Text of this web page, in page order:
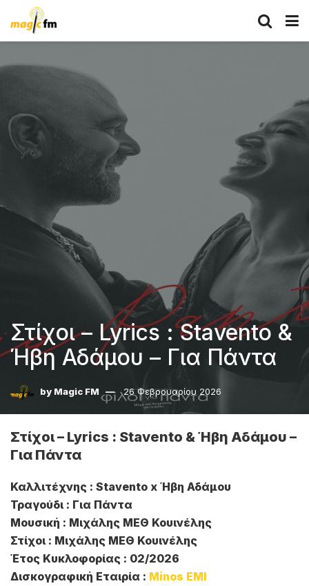
Στίχοι – Lyrics : Stavento &
Ήβη Αδάμου – Για Πάντα
by Magic FM 26 Φεβρουαρίου 2026
Στίχοι – Lyrics : Stavento & Ήβη Αδάμου –
Για Πάντα
Καλλιτέχνης : Stavento x Ήβη Αδάμου
Τραγούδι : Για Πάντα
Μουσική : Μιχάλης ΜΕΘ Κουινέλης
Στίχοι : Μιχάλης ΜΕΘ Κουινέλης
Έτος Κυκλοφορίας : 02/2026
Δισκογραφική Εταιρία : Minos EMI